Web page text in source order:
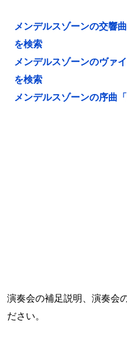
メンデルスゾーンの交響
を検索
メンデルスゾーンのヴァ
を検索
メンデルスゾーンの序曲
演奏会の補足説明、演奏会
ださい。